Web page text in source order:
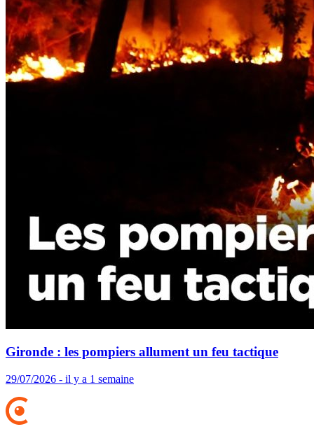
Gironde : les pompiers allument un feu tactique
29/07/2026 - il y a 1 semaine